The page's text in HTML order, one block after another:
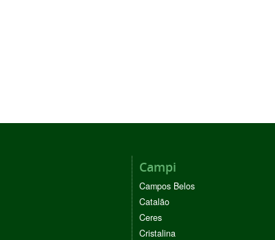
Campi
Campos Belos
Catalão
Ceres
Cristalina